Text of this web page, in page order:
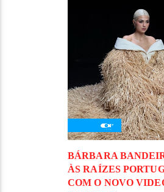
BÁRBARA
ÀS RAÍZES
COM O NOVO